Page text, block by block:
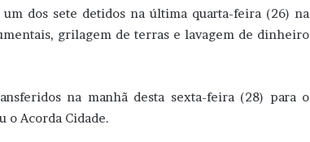
dos sete detidos na última quarta-feira (26) na
grilagem de terras e lavagem de dinheiro
na manhã desta sexta-feira (28) para o
o Acorda Cidade.